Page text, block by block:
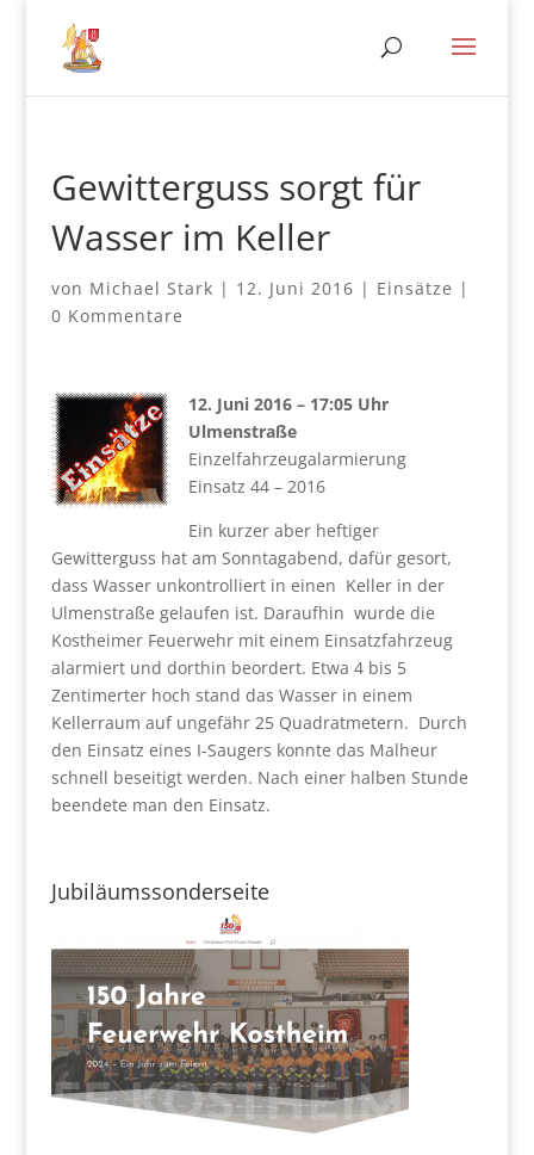
Gewitterguss sorgt für
Wasser im Keller
von Michael Stark | 12. Juni 2016 | Einsätze |
0 Kommentare
12. Juni 2016 – 17:05 Uhr
Ulmenstraße
Einzelfahrzeugalarmierung
Einsatz 44 – 2016
Ein kurzer aber heftiger
Gewitterguss hat am Sonntagabend, dafür gesort,
dass Wasser unkontrolliert in einen Keller in der
Ulmenstraße gelaufen ist. Daraufhin wurde die
Kostheimer Feuerwehr mit einem Einsatzfahrzeug
alarmiert und dorthin beordert. Etwa 4 bis 5
Zentimerter hoch stand das Wasser in einem
Kellerraum auf ungefähr 25 Quadratmetern. Durch
den Einsatz eines I-Saugers konnte das Malheur
schnell beseitigt werden. Nach einer halben Stunde
beendete man den Einsatz.
Jubiläumssonderseite